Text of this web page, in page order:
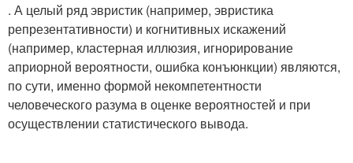
. А целый ряд эвристик (например, эвристика
репрезентативности) и когнитивных искажений
(например, кластерная иллюзия, игнорирование
априорной вероятности, ошибка конъюнкции) являются,
по сути, именно формой некомпетентности
человеческого разума в оценке вероятностей и при
осуществлении статистического вывода.